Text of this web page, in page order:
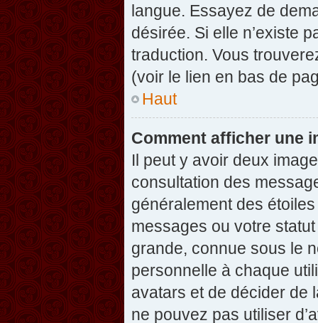
langue. Essayez de
désirée. Si elle n’existe
traduction. Vous
(voir le lien en bas de
Haut
Comment afficher une
Il peut y avoir deux
consultation des
généralement des
messages ou votre
grande, connue sous le
personnelle à chaque
avatars et de décider de
ne pouvez pas utiliser